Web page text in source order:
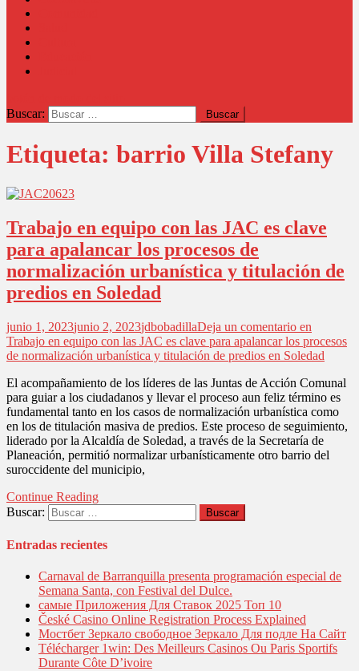
Buscar:
Etiqueta: barrio Villa Stefany
Trabajo en equipo con las JAC es clave
para apalancar los procesos de
normalización urbanística y titulación de
predios en Soledad
junio 1, 2023junio 2, 2023jdbobadillaDeja un comentario en
Trabajo en equipo con las JAC es clave para apalancar los procesos
de normalización urbanística y titulación de predios en Soledad
El acompañamiento de los líderes de las Juntas de Acción Comunal
para guiar a los ciudadanos y llevar el proceso aun feliz término es
fundamental tanto en los casos de normalización urbanística como
en los de titulación masiva de predios. Este proceso de seguimiento,
liderado por la Alcaldía de Soledad, a través de la Secretaría de
Planeación, permitió normalizar urbanísticamente otro barrio del
suroccidente del municipio,
Continue Reading
Buscar:
Entradas recientes
Carnaval de Barranquilla presenta programación especial de
Semana Santa, con Festival del Dulce.
самые Приложения Для Ставок 2025 Топ 10
České Casino Online Registration Process Explained
Мостбет Зеркало свободное Зеркало Для подле На Сайт
Télécharger 1win: Des Meilleurs Casinos Ou Paris Sportifs
Durante Côte D’ivoire